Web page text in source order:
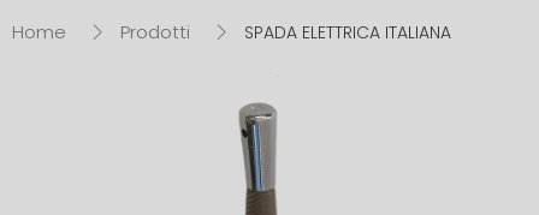
Home Prodotti SPADA ELETTRICA ITALIANA